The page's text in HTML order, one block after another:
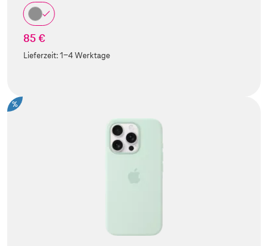
85 €
Lieferzeit:1-4 Werktage
%